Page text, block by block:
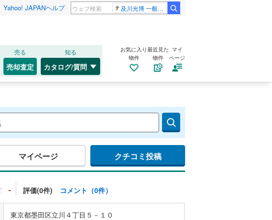
Yahoo! JAPANヘルプ 及川光博 一般女性
売る
売却査定
知る
カタログ/質問
お気に入り
物件
最近見た
物件
マイ
ページ
マイページ クチコミ投稿
- 評価(0件) コメント（0件）
東京都墨田区立川４丁目５－１０